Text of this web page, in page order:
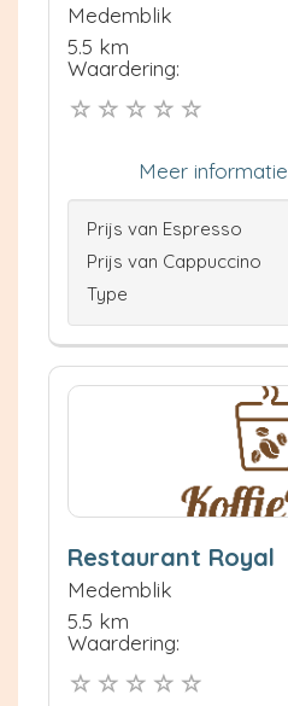
Medemblik
5.5 km
Waardering:
Meer informatie
Prijs van Espresso
Prijs van Cappuccino
Type
Restaurant Royal
Medemblik
5.5 km
Waardering: